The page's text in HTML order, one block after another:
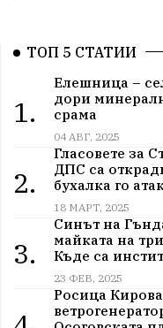
ТОП 5 СТАТИИ
1.
Елешница –
дори
срама
04 АВГ, 2025
2.
Гласовете за
ДПС са
бухалка го
18 МАРТ, 2025
3.
Синът на
майката на
Къде са
23 ФЕВ, 2025
Росица